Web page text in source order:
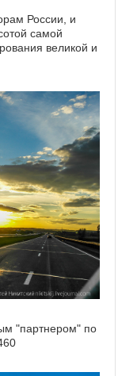
России, и
самой
великой и
"партнером" по